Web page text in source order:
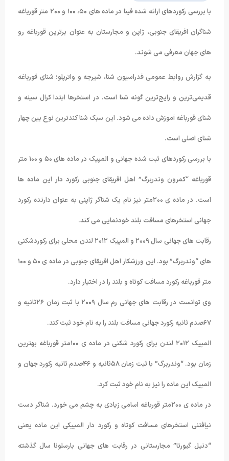
با بررسی رکوردهای ارائه شده فینا در ماده های ۵۰، ۱۰۰ و ۲۰۰ متر قورباغه
شناگران افریقای جنوبی، ژاپن و مجارستان به عنوان برترین قورباغه رو
های جهان معرفی می شوند.
به گزارش روابط عمومی فدراسیون شنا، شیرجه و واترپلو؛ شنای قورباغه
قدیمی‌ترین و رایج‌ترین گونه شنا است. در استخرها ابتدا کرال سینه و
شنای قورباغه آموزش داده می شود‌. این سبک شنا کندترین نوع بین چهار
شنای اصلی است.
با بررسی رکوردهای ثبت شده جهانی و المپیک در ماده های ۵۰ و ۱۰۰ متر
قورباغه “کمرون وندربرگ” اهل افریقای جنوبی رکورد دار این ماده ها
است. در ماده ی ۲۰۰متر نیز نام یک شناگر ژاپنی به عنوان دارنده رکورد
جهانی استخرهای مسافت بلند خودنمایی می کند.
رقابت های جهانی سال ۲۰۰۹ و المپیک ۲۰۱۲ لندن محلی برای رکوردشکنی
های “وندربرگ” بود. این ورزشکار اهل افریقای جنوبی در ماده ی ۵۰ و ۱۰۰
متر قورباغه رکورد مسافت کوتاه و بلند را در اختیار دارد.
وی توانست در رقابت های جهانی رم سال ۲۰۰۹ با ثبت زمان ۲۶ثانیه و
۶۷صدم ثانیه رکورد جهانی مسافت بلند را به نام خود ثبت کند.
المپیک ۲۰۱۲ لندن برای رکورد شکنی در ماده ی ۱۰۰متر قورباغه بهترین
زمان بود. “وندربرگ” با ثبت زمان ۵۸ثانیه و ۴۶صدم ثانیه رکورد جهان و
المپیک این ماده را نیز به نام خود ثبت کرد.
در ماده ی ۲۰۰متر قورباغه اسامی زیادی به چشم می خورد. شناگر دست
نیافتنی استخرهای مسافت کوتاه و رکورد دار المپیکی این ماده یعنی
“دنیل گیورتا” مجارستانی در رقابت های جهانی بارسلونا سال گذشته